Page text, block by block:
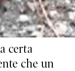
certa
che un